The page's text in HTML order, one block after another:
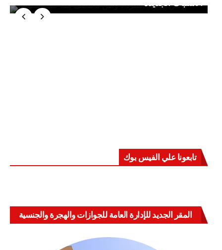
تابعونا علي الفيس بوك
المقر الجديد للإدارة العامة للجوازات والهجرة والجنسية